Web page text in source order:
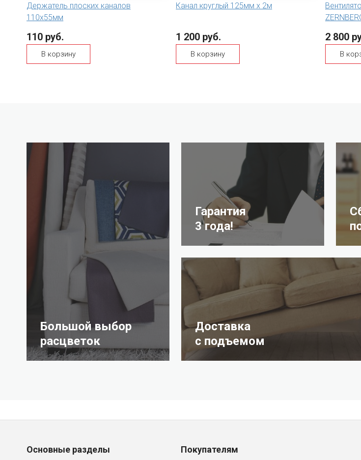
Держатель плоских каналов
110х55мм
110 руб.
В корзину
Канал круглый 125мм х 2м
1 200 руб.
В корзину
2 800
В
Большой выбор
расцветок
Гарантия
3 года!
Доставка
с подъемом
Основные разделы Покупателям